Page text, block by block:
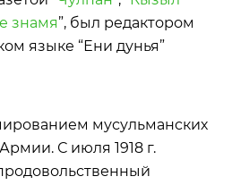
знамя”, был редактором
языке “Ени дунья”
мусульманских
С июля 1918 г.